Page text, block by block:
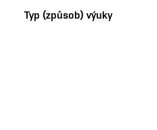
Typ (způsob) výuky